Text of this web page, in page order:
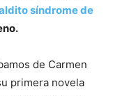
síndrome de
de Carmen
primera novela